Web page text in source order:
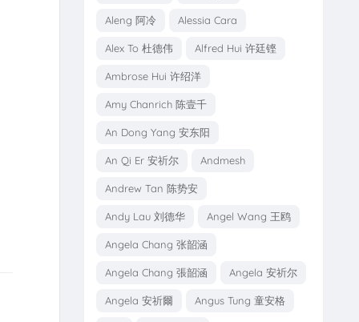
Aleng 阿冷 Alessia Cara
Alex To 杜德伟 Alfred Hui 许廷铿
Ambrose Hui 许绍洋
Amy Chanrich 陈壹千
An Dong Yang 安东阳
An Qi Er 安祈尔 Andmesh
Andrew Tan 陈势安
Andy Lau 刘德华 Angel Wang 王鸥
Angela Chang 张韶涵
Angela Chang 張韶涵 Angela 安祈尔
Angela 安祈爾 Angus Tung 童安格